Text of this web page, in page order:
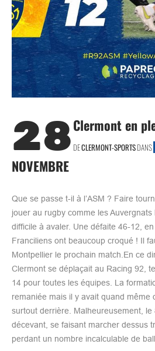
28
NOVEMBRE
Clermont en
DECLERMONT-SPORTSDANS
Que se passe t-il à l’ASM ? Faire
jouer au rugby comme les Auvergnats
difficile à avaler. Une défaite 46-12,
Franciliens ont beaucoup croqué ! Il
Montpellier le prochain match.En ce
Clermont se déplaçait au Racing 92,
14 pour toutes les équipes. La
remaniée mais il y avait quand même
surtout derrière. Malheureusement,
décevant, se faisant marcher dessus
perdant un nombre incalculable de